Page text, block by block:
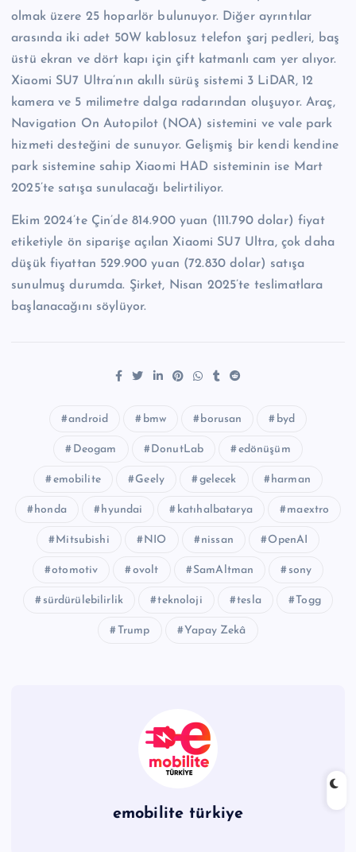
olmak üzere 25 hoparlör bulunuyor. Diğer ayrıntılar
arasında iki adet 50W kablosuz telefon şarj pedleri, baş
üstü ekran ve dört kapı için çift katmanlı cam yer alıyor.
Xiaomi SU7 Ultra’nın akıllı sürüş sistemi 3 LiDAR, 12
kamera ve 5 milimetre dalga radarından oluşuyor. Araç,
Navigation On Autopilot (NOA) sistemini ve vale park
hizmeti desteğini de sunuyor. Gelişmiş bir kendi kendine
park sistemine sahip Xiaomi HAD sisteminin ise Mart
2025’te satışa sunulacağı belirtiliyor.
Ekim 2024’te Çin’de 814.900 yuan (111.790 dolar) fiyat
etiketiyle ön siparişe açılan Xiaomi SU7 Ultra, çok daha
düşük fiyattan 529.900 yuan (72.830 dolar) satışa
sunulmuş durumda. Şirket, Nisan 2025’te teslimatlara
başlanacağını söylüyor.
android bmw borusan byd
Deogam DonutLab edönüşüm
emobilite Geely gelecek harman
honda hyundai katıhalbatarya maextro
Mitsubishi NIO nissan OpenAI
otomotiv ovolt SamAltman sony
sürdürülebilirlik teknoloji tesla Togg
Trump Yapay Zekâ
emobilite türkiye